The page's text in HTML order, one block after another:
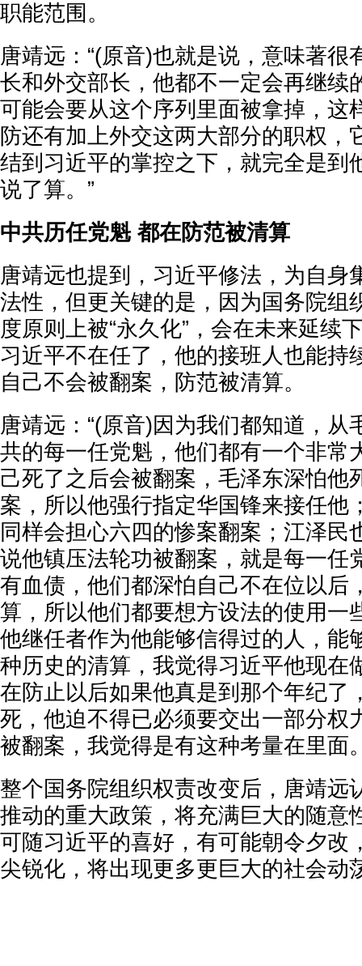
职能范围。
唐靖远：“(原音)也就是说，意味著很
长和外交部长，他都不一定会再继续
可能会要从这个序列里面被拿掉，这
防还有加上外交这两大部分的职权，
结到习近平的掌控之下，就完全是到
说了算。”
中共历任党魁 都在防范被清算
唐靖远也提到，习近平修法，为自身
法性，但更关键的是，因为国务院组
度原则上被“永久化”，会在未来延续
习近平不在任了，他的接班人也能持
自己不会被翻案，防范被清算。
唐靖远：“(原音)因为我们都知道，从
共的每一任党魁，他们都有一个非常
己死了之后会被翻案，毛泽东深怕他
案，所以他强行指定华国锋来接任他
同样会担心六四的惨案翻案；江泽民
说他镇压法轮功被翻案，就是每一任
有血债，他们都深怕自己不在位以后
算，所以他们都要想方设法的使用一
他继任者作为他能够信得过的人，能
种历史的清算，我觉得习近平他现在
在防止以后如果他真是到那个年纪了
死，他迫不得已必须要交出一部分权
被翻案，我觉得是有这种考量在里面
整个国务院组织权责改变后，唐靖远
推动的重大政策，将充满巨大的随意
可随习近平的喜好，有可能朝令夕改
尖锐化，将出现更多更巨大的社会动